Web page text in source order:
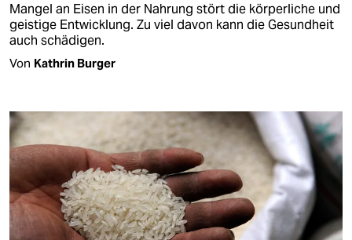
Mangel an Eisen in der Nahrung stört die körperliche und
geistige Entwicklung. Zu viel davon kann die Gesundheit
auch schädigen.
Von Kathrin Burger